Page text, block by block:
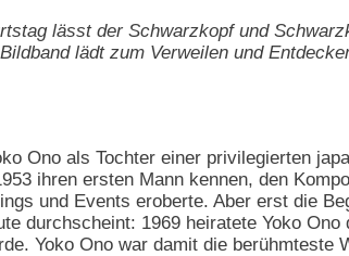
lässt der Schwarzkopf und
lädt zum Verweilen und
Ono als Tochter einer privilegierten
ihren ersten Mann kennen, den
und Events eroberte. Aber erst die
durchscheint: 1969 heiratete Yoko
Yoko Ono war damit die berühmteste